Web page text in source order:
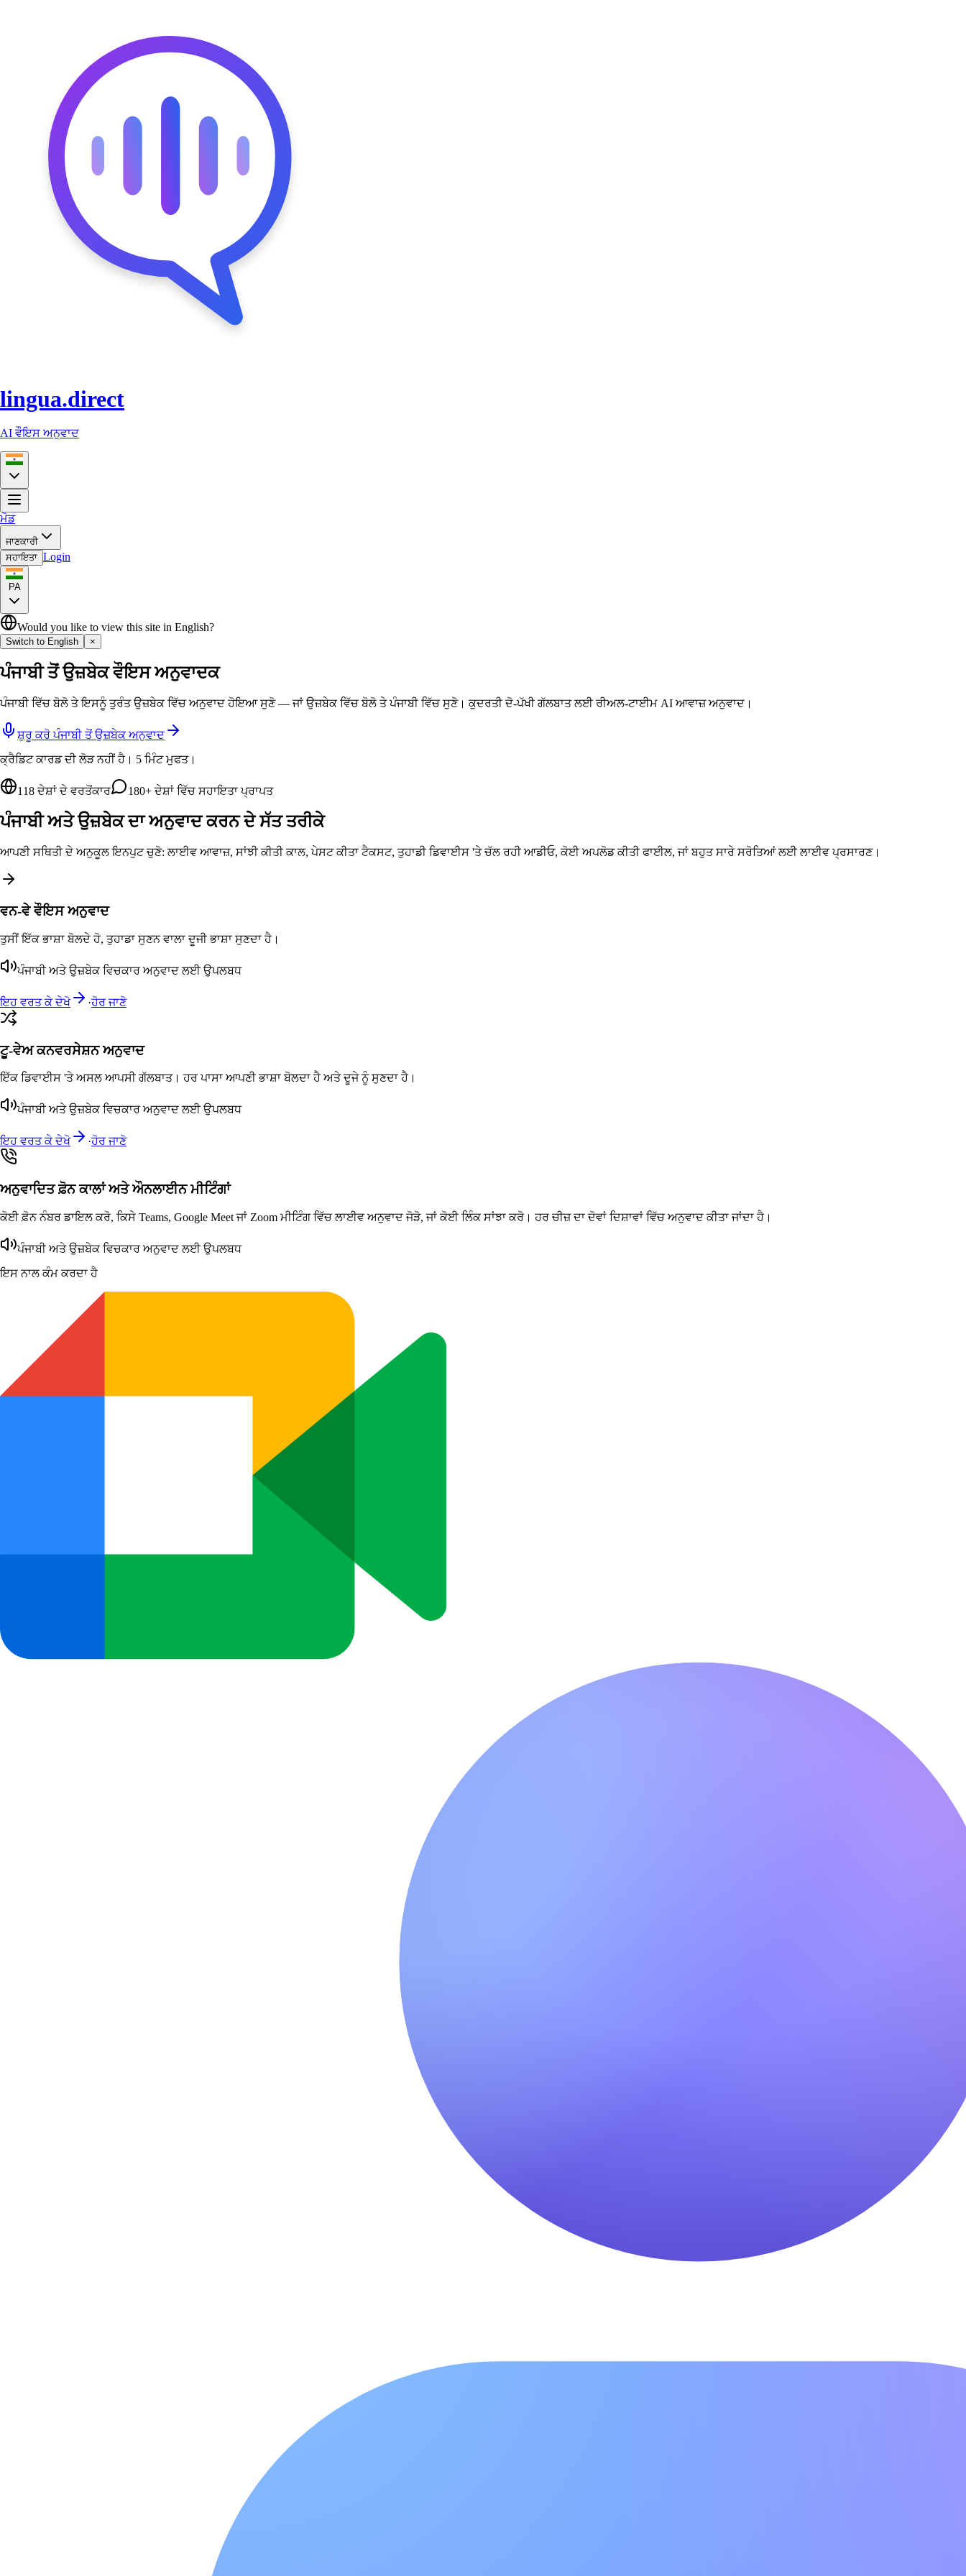
lingua.direct
AI ਵੌਇਸ ਅਨੁਵਾਦ
ਮੋਡ
ਜਾਣਕਾਰੀ
ਸਹਾਇਤਾ Login
PA
Would you like to view this site in English?
Switch to English ×
ਪੰਜਾਬੀ ਤੋਂ ਉਜ਼ਬੇਕ ਵੌਇਸ ਅਨੁਵਾਦਕ
ਪੰਜਾਬੀ ਵਿੱਚ ਬੋਲੋ ਤੇ ਇਸਨੂੰ ਤੁਰੰਤ ਉਜ਼ਬੇਕ ਵਿੱਚ ਅਨੁਵਾਦ ਹੋਇਆ ਸੁਣੋ — ਜਾਂ ਉਜ਼ਬੇਕ ਵਿੱਚ ਬੋਲੋ ਤੇ ਪੰਜਾਬੀ ਵਿੱਚ ਸੁਣੋ। ਕੁਦਰਤੀ ਦੋ-ਪੱਖੀ ਗੱਲਬਾਤ ਲਈ ਰੀਅਲ-ਟਾਈਮ AI ਆਵਾਜ਼ ਅਨੁਵਾਦ।
ਸ਼ੁਰੂ ਕਰੋ ਪੰਜਾਬੀ ਤੋਂ ਉਜ਼ਬੇਕ ਅਨੁਵਾਦ
ਕ੍ਰੈਡਿਟ ਕਾਰਡ ਦੀ ਲੋੜ ਨਹੀਂ ਹੈ। 5 ਮਿੰਟ ਮੁਫਤ।
118 ਦੇਸ਼ਾਂ ਦੇ ਵਰਤੋਂਕਾਰ 180+ ਦੇਸ਼ਾਂ ਵਿੱਚ ਸਹਾਇਤਾ ਪ੍ਰਾਪਤ
ਪੰਜਾਬੀ ਅਤੇ ਉਜ਼ਬੇਕ ਦਾ ਅਨੁਵਾਦ ਕਰਨ ਦੇ ਸੱਤ ਤਰੀਕੇ
ਆਪਣੀ ਸਥਿਤੀ ਦੇ ਅਨੁਕੂਲ ਇਨਪੁਟ ਚੁਣੋ: ਲਾਈਵ ਆਵਾਜ਼, ਸਾਂਝੀ ਕੀਤੀ ਕਾਲ, ਪੇਸਟ ਕੀਤਾ ਟੈਕਸਟ, ਤੁਹਾਡੀ ਡਿਵਾਈਸ 'ਤੇ ਚੱਲ ਰਹੀ ਆਡੀਓ, ਕੋਈ ਅਪਲੋਡ ਕੀਤੀ ਫਾਈਲ, ਜਾਂ ਬਹੁਤ ਸਾਰੇ ਸਰੋਤਿਆਂ ਲਈ ਲਾਈਵ ਪ੍ਰਸਾਰਣ।
ਵਨ-ਵੇ ਵੌਇਸ ਅਨੁਵਾਦ
ਤੁਸੀਂ ਇੱਕ ਭਾਸ਼ਾ ਬੋਲਦੇ ਹੋ, ਤੁਹਾਡਾ ਸੁਣਨ ਵਾਲਾ ਦੂਜੀ ਭਾਸ਼ਾ ਸੁਣਦਾ ਹੈ।
ਪੰਜਾਬੀ ਅਤੇ ਉਜ਼ਬੇਕ ਵਿਚਕਾਰ ਅਨੁਵਾਦ ਲਈ ਉਪਲਬਧ
ਇਹ ਵਰਤ ਕੇ ਦੇਖੋ ·ਹੋਰ ਜਾਣੋ
ਟੂ-ਵੇਅ ਕਨਵਰਸੇਸ਼ਨ ਅਨੁਵਾਦ
ਇੱਕ ਡਿਵਾਈਸ 'ਤੇ ਅਸਲ ਆਪਸੀ ਗੱਲਬਾਤ। ਹਰ ਪਾਸਾ ਆਪਣੀ ਭਾਸ਼ਾ ਬੋਲਦਾ ਹੈ ਅਤੇ ਦੂਜੇ ਨੂੰ ਸੁਣਦਾ ਹੈ।
ਪੰਜਾਬੀ ਅਤੇ ਉਜ਼ਬੇਕ ਵਿਚਕਾਰ ਅਨੁਵਾਦ ਲਈ ਉਪਲਬਧ
ਇਹ ਵਰਤ ਕੇ ਦੇਖੋ ·ਹੋਰ ਜਾਣੋ
ਅਨੁਵਾਦਿਤ ਫ਼ੋਨ ਕਾਲਾਂ ਅਤੇ ਔਨਲਾਈਨ ਮੀਟਿੰਗਾਂ
ਕੋਈ ਫ਼ੋਨ ਨੰਬਰ ਡਾਇਲ ਕਰੋ, ਕਿਸੇ Teams, Google Meet ਜਾਂ Zoom ਮੀਟਿੰਗ ਵਿੱਚ ਲਾਈਵ ਅਨੁਵਾਦ ਜੋੜੋ, ਜਾਂ ਕੋਈ ਲਿੰਕ ਸਾਂਝਾ ਕਰੋ। ਹਰ ਚੀਜ਼ ਦਾ ਦੋਵਾਂ ਦਿਸ਼ਾਵਾਂ ਵਿੱਚ ਅਨੁਵਾਦ ਕੀਤਾ ਜਾਂਦਾ ਹੈ।
ਪੰਜਾਬੀ ਅਤੇ ਉਜ਼ਬੇਕ ਵਿਚਕਾਰ ਅਨੁਵਾਦ ਲਈ ਉਪਲਬਧ
ਇਸ ਨਾਲ ਕੰਮ ਕਰਦਾ ਹੈ